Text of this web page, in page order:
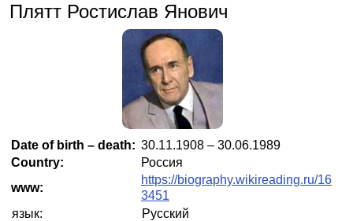
Плятт Ростислав Янович
Date of birth – death: 30.11.1908 – 30.06.1989
Country:
Россия
www:
https://biography.wikireading.ru/16
3451
язык:
Русский